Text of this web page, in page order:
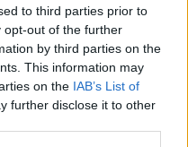
to third parties prior to
opt-out of the further
by third parties on the
This information may
on the IAB’s List of
further disclose it to other
(Associated Press)
στη Google